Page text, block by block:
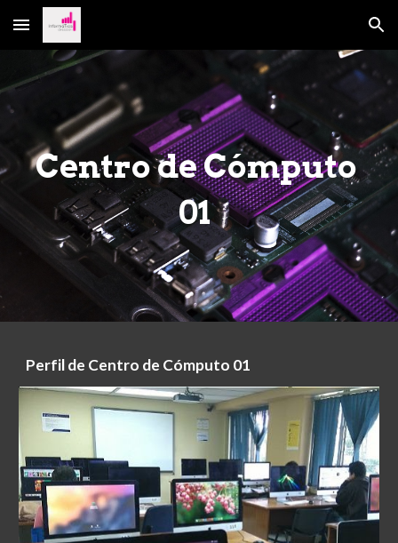
Skip to main content Skip to navigation
Centro de Cómputo
01
Perfil de Centro de Cómputo 01